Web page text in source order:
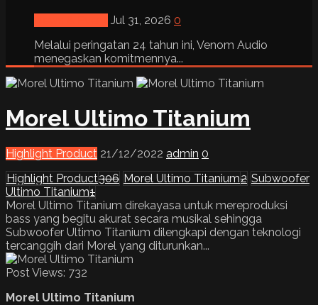
Jul 31, 2026 0
Melalui peringatan 24 tahun ini, Venom Audio
menegaskan komitmennya...
Morel Ultimo Titanium
Highlight Product 21/12/2022 admin 0
Highlight Product306 Morel Ultimo Titanium2 Subwoofer
Ultimo Titanium1
Morel Ultimo Titanium direkayasa untuk mereproduksi
bass yang begitu akurat secara musikal sehingga
Subwoofer Ultimo Titanium dilengkapi dengan teknologi
tercanggih dari Morel yang diturunkan...
Post Views: 732
Morel Ultimo Titanium